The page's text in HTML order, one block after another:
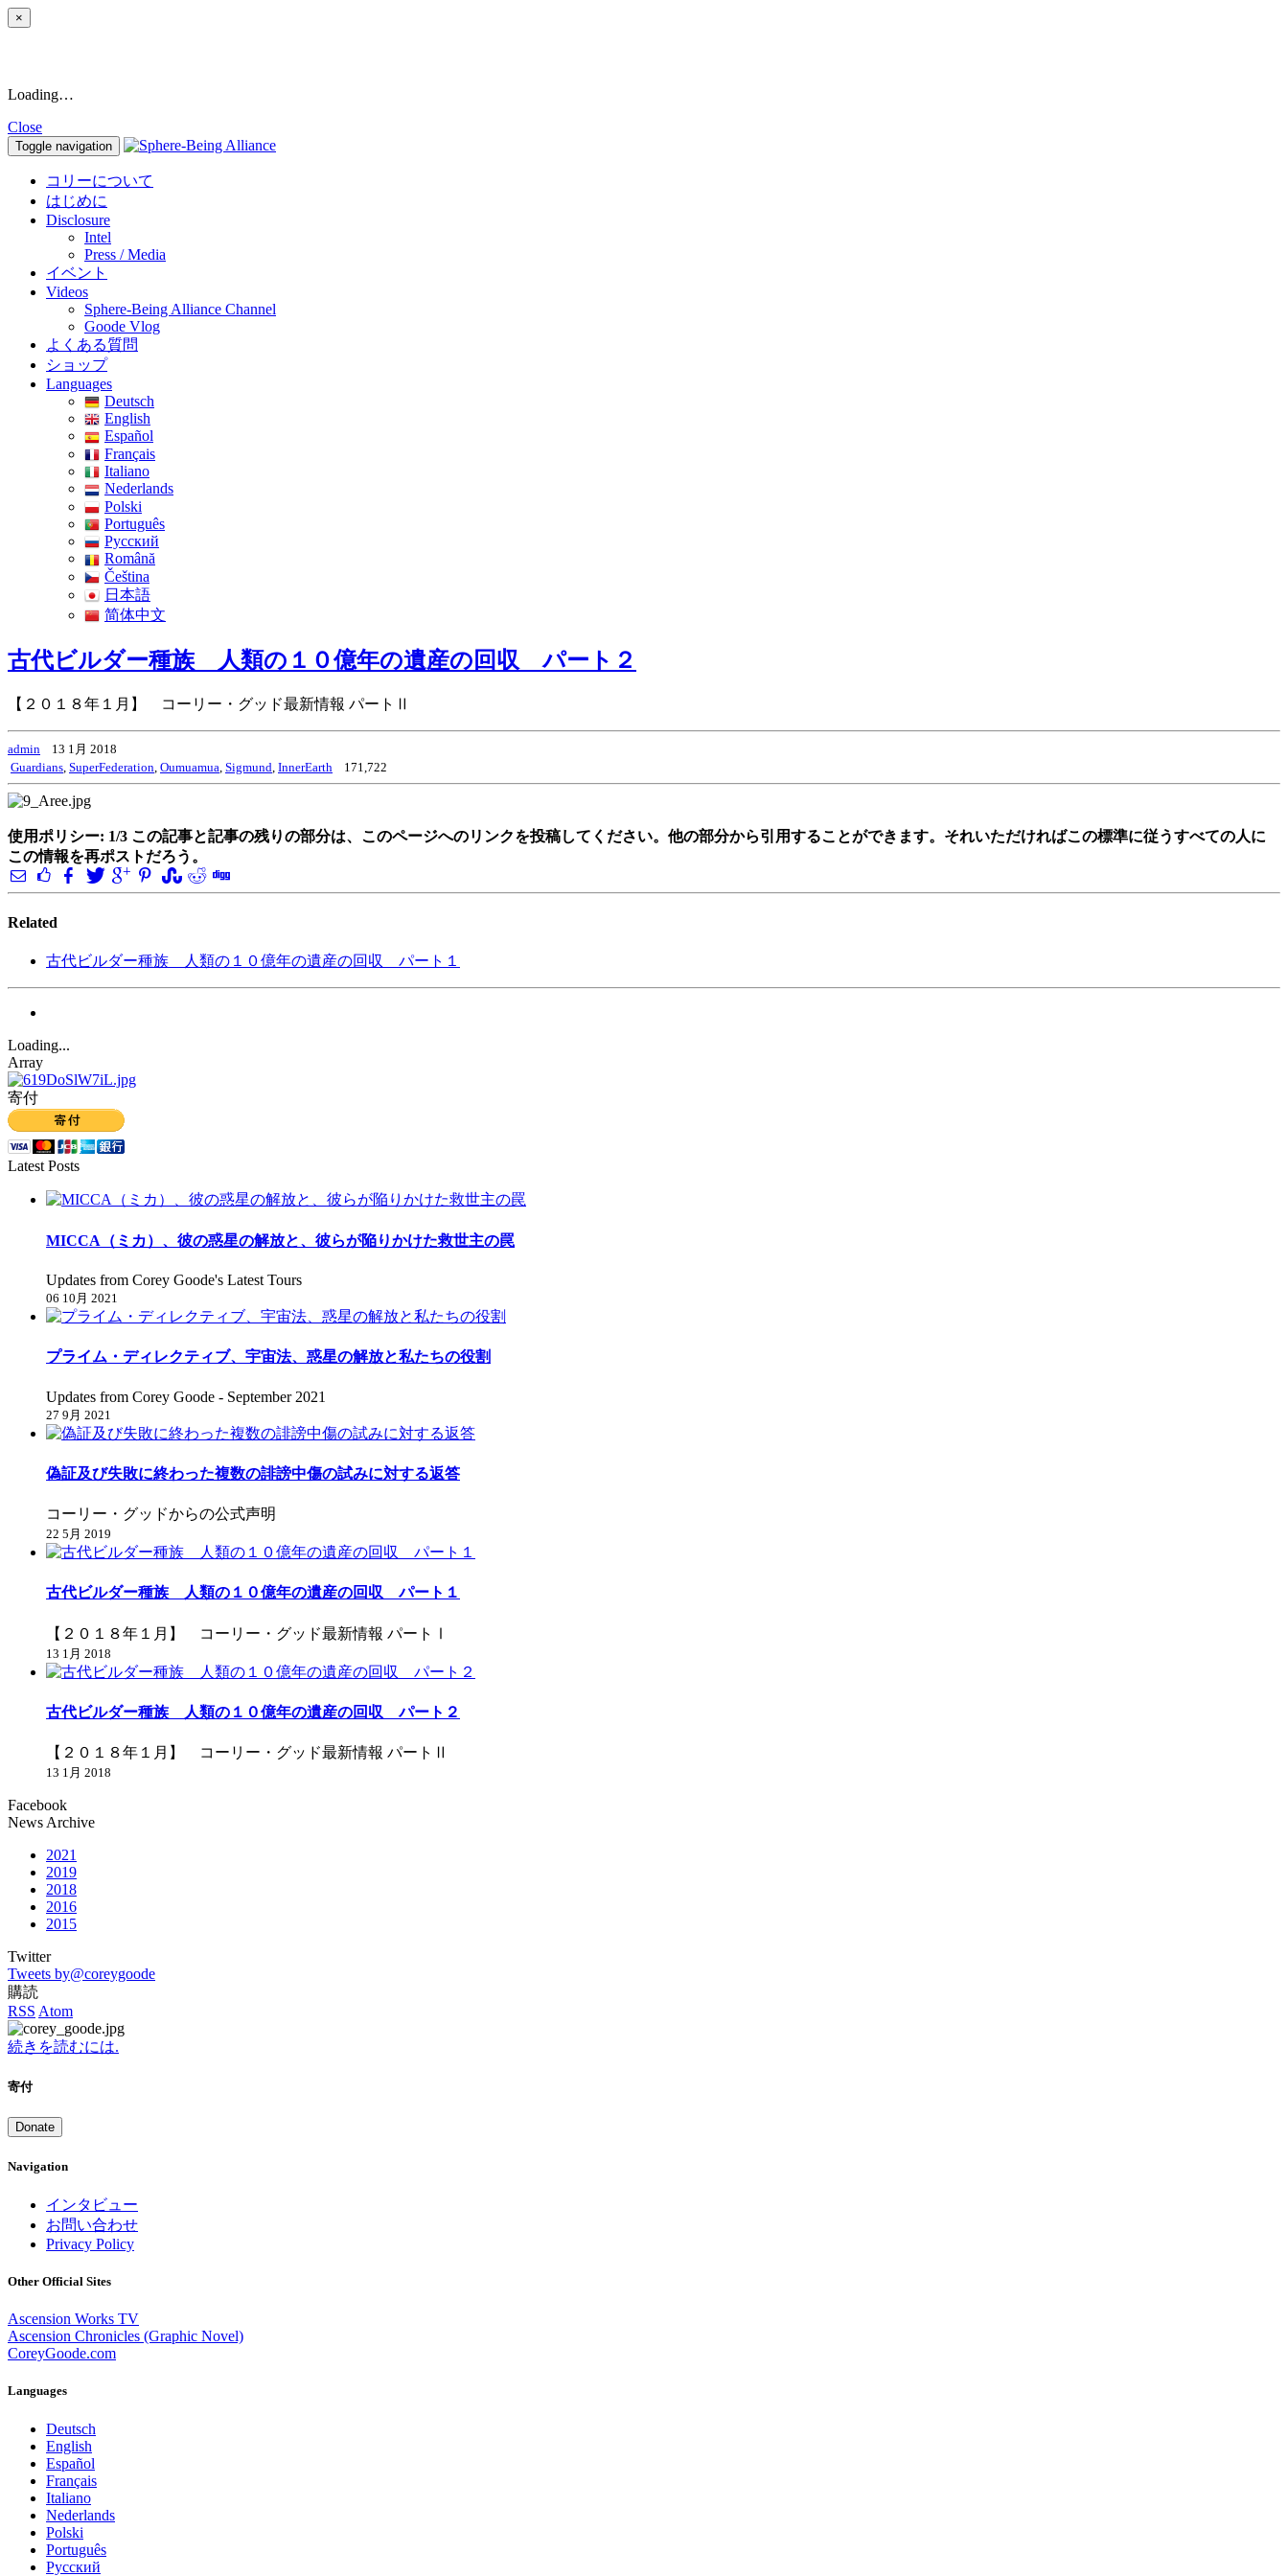
×
Loading…
Close
Toggle navigation
コリーについて
はじめに
Disclosure
Intel
Press / Media
イベント
Videos
Sphere-Being Alliance Channel
Goode Vlog
よくある質問
ショップ
Languages
Deutsch
English
Español
Français
Italiano
Nederlands
Polski
Português
Pусский
Română
Čeština
日本語
简体中文
古代ビルダー種族 人類の１０億年の遺産の回収 パート２
【２０１８年１月】 コーリー・グッド最新情報 パートⅡ
admin
13 1月 2018
Guardians SuperFederation Oumuamua Sigmund InnerEarth 171,722
使用ポリシー: 1/3 この記事と記事の残りの部分は、このページへのリンクを投稿してください。他の部分から引用することができます。それいただければこの標準に従うすべての人に
この情報を再ポストだろう。
Related
古代ビルダー種族 人類の１０億年の遺産の回収 パート１
Loading...
Array
寄付
Latest Posts
MICCA（ミカ）、彼の惑星の解放と、彼らが陥りかけた救世主の罠
Updates from Corey Goode's Latest Tours
06 10月 2021
プライム・ディレクティブ、宇宙法、惑星の解放と私たちの役割
Updates from Corey Goode - September 2021
27 9月 2021
偽証及び失敗に終わった複数の誹謗中傷の試みに対する返答
コーリー・グッドからの公式声明
22 5月 2019
古代ビルダー種族 人類の１０億年の遺産の回収 パート１
【２０１８年１月】 コーリー・グッド最新情報 パートⅠ
13 1月 2018
古代ビルダー種族 人類の１０億年の遺産の回収 パート２
【２０１８年１月】 コーリー・グッド最新情報 パートⅡ
13 1月 2018
Facebook
News Archive
2021
2019
2018
2016
2015
Twitter
Tweets by@coreygoode
購読
RSS Atom
続きを読むには.
寄付
Donate
Navigation
インタビュー
お問い合わせ
Privacy Policy
Other Official Sites
Ascension Works TV
Ascension Chronicles (Graphic Novel)
CoreyGoode.com
Languages
Deutsch
English
Español
Français
Italiano
Nederlands
Polski
Português
Pусский